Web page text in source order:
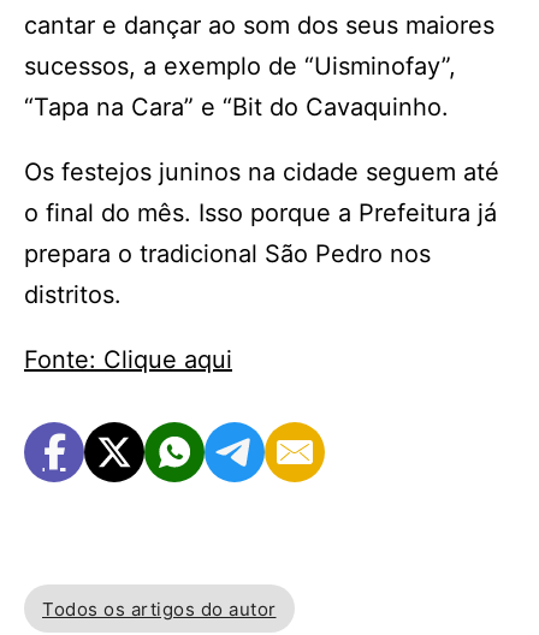
cantar e dançar ao som dos seus maiores
sucessos, a exemplo de “Uisminofay”,
“Tapa na Cara” e “Bit do Cavaquinho.
Os festejos juninos na cidade seguem até
o final do mês. Isso porque a Prefeitura já
prepara o tradicional São Pedro nos
distritos.
Fonte: Clique aqui
Todos os artigos do autor